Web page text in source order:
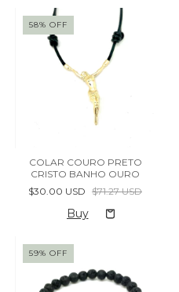
58% OFF
COLAR COURO PRETO
CRISTO BANHO OURO
$30.00 USD $71.27 USD
59% OFF